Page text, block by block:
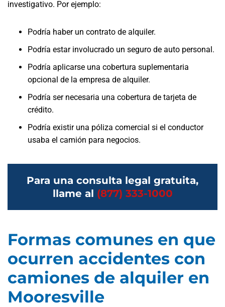
investigativo. Por ejemplo:
Podría haber un contrato de alquiler.
Podría estar involucrado un seguro de auto personal.
Podría aplicarse una cobertura suplementaria
opcional de la empresa de alquiler.
Podría ser necesaria una cobertura de tarjeta de
crédito.
Podría existir una póliza comercial si el conductor
usaba el camión para negocios.
Para una consulta legal gratuita,
llame al (877) 333-1000
Formas comunes en que
ocurren accidentes con
camiones de alquiler en
Mooresville